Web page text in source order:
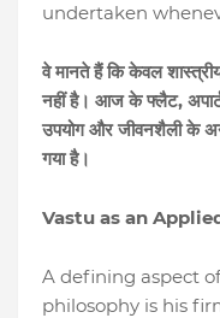
undertaken
वे मानते हैं कि केवल
नहीं है। आज के फ्लैट,
उपयोग और जीवनशैली के
गया है।
Vastu as an
A defining aspect
philosophy is his